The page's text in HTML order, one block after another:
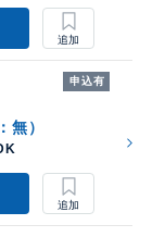
申込有
無）